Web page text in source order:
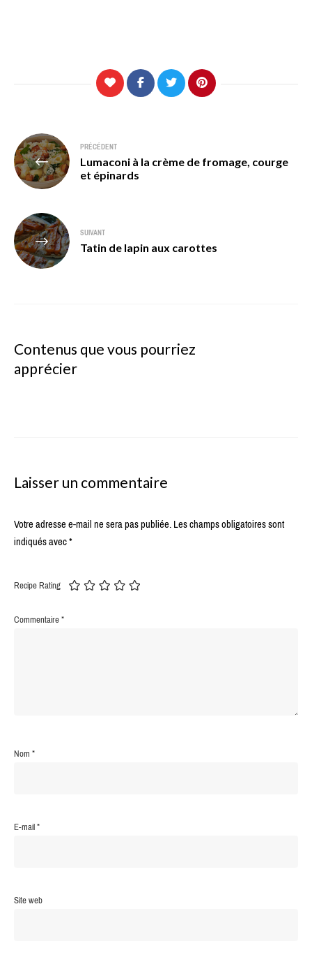
Navigation
de
l’article
PRÉCÉDENT
Lumaconi à la crème de fromage, courge
et épinards
SUIVANT
Tatin de lapin aux carottes
Contenus que vous pourriez
apprécier
Laisser un commentaire
Votre adresse e-mail ne sera pas publiée.Les champs obligatoires sont
indiqués avec*
Recipe Rating
Commentaire*
Nom*
E-mail*
Site web